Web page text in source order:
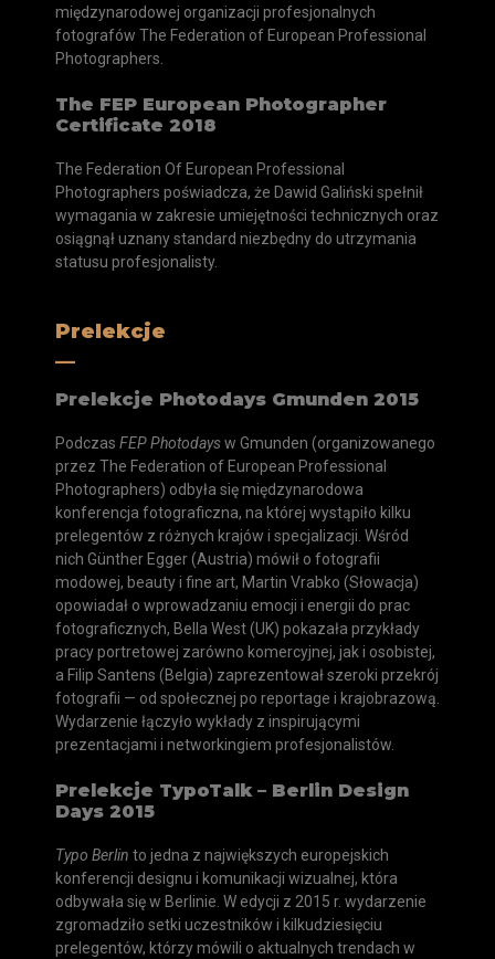
międzynarodowej organizacji profesjonalnych
fotografów The Federation of European Professional
Photographers.
The FEP European Photographer
Certificate 2018
The Federation Of European Professional
Photographers poświadcza, że Dawid Galiński spełnił
wymagania w zakresie umiejętności technicznych oraz
osiągnął uznany standard niezbędny do utrzymania
statusu profesjonalisty.
Prelekcje
__
Prelekcje Photodays Gmunden 2015
Podczas FEP Photodaysw Gmunden (organizowanego
przez The Federation of European Professional
Photographers) odbyła się międzynarodowa
konferencja fotograficzna, na której wystąpiło kilku
prelegentów z różnych krajów i specjalizacji. Wśród
nich Günther Egger (Austria) mówił o fotografii
modowej, beauty i fine art, Martin Vrabko (Słowacja)
opowiadał o wprowadzaniu emocji i energii do prac
fotograficznych, Bella West (UK) pokazała przykłady
pracy portretowej zarówno komercyjnej, jak i osobistej,
a Filip Santens (Belgia) zaprezentował szeroki przekrój
fotografii — od społecznej po reportage i krajobrazową.
Wydarzenie łączyło wykłady z inspirującymi
prezentacjami i networkingiem profesjonalistów.
Prelekcje TypoTalk – Berlin Design
Days 2015
Typo Berlin to jedna z największych europejskich
konferencji designu i komunikacji wizualnej, która
odbywała się w Berlinie. W edycji z 2015 r. wydarzenie
zgromadziło setki uczestników i kilkudziesięciu
prelegentów, którzy mówili o aktualnych trendach w